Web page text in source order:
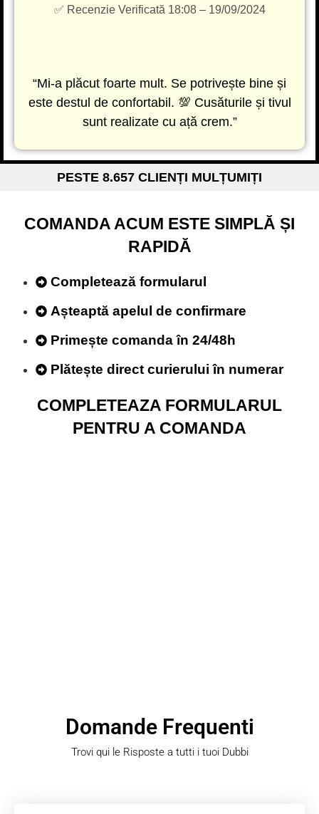
✅ Recenzie Verificată 18:08 – 19/09/2024
“Mi-a plăcut foarte mult. Se potrivește bine și
este destul de confortabil. 💯 Cusăturile și tivul
sunt realizate cu ață crem.”
PESTE 8.657 CLIENȚI MULȚUMIȚI
COMANDA ACUM ESTE SIMPLĂ ȘI
RAPIDĂ
Completează formularul
Așteaptă apelul de confirmare
Primește comanda în 24/48h
Plătește direct curierului în numerar
COMPLETEAZA FORMULARUL
PENTRU A COMANDA
Domande Frequenti
Trovi qui le Risposte a tutti i tuoi Dubbi